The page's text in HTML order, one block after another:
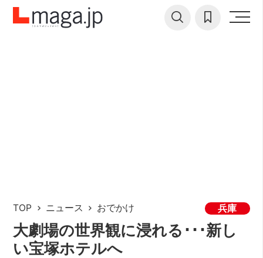
TOP ニュース おでかけ 兵庫
大劇場の世界観に浸れる･･･新し
い宝塚ホテルへ